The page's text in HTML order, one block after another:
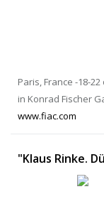
Paris, France -18-
in Konrad Fischer
www.fiac.com
"Klaus Rinke.